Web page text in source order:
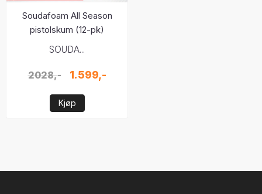
Soudafoam All Season
pistolskum (12-pk)
SOUDA...
2028,- 1.599,-
Kjøp